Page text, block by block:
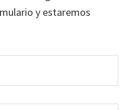
y estaremos